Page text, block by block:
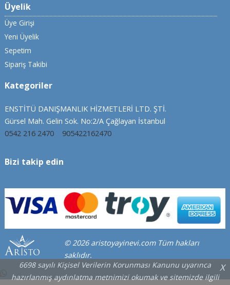
Üyelik
Üye Girişi
Yeni Üyelik
Sepetim
Sipariş Takibi
Kategoriler
ENSTİTÜ DANIŞMANLIK HİZMETLERİ LTD. ŞTİ.
Gürsel Mah. Gelin Sok. No:2/A Çağlayan İstanbul
0542 216 2470
905422162470
Bizi takip edin
© 2026 aristoyayinevi.com Tüm hakları
saklıdır.
6698 sayılı Kişisel Verilerin Korunması Kanunu uyarınca
hazırlanmış aydınlatma metnimizi okumak ve sitemizde ilgili
X